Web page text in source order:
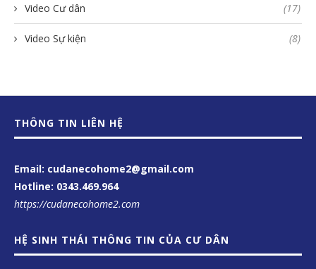
Video Cư dân (17)
Video Sự kiện (8)
THÔNG TIN LIÊN HỆ
Email: cudanecohome2@gmail.com
Hotline: 0343.469.964
https://cudanecohome2.com
HỆ SINH THÁI THÔNG TIN CỦA CƯ DÂN